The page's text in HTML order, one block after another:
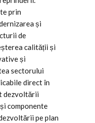
prin
și
de
calității și
și
sectorului
direct în
dezvoltării
componente
pe plan